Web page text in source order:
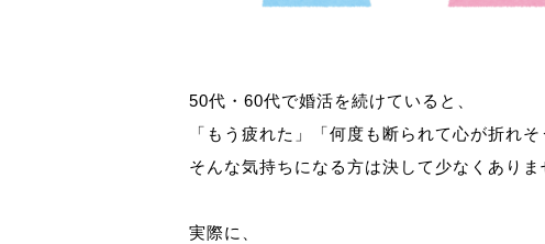
50代・60代で婚活を続けていると、
「もう疲れた」「何度も断られて心が折れそ
そんな気持ちになる方は決して少なくありま
実際に、